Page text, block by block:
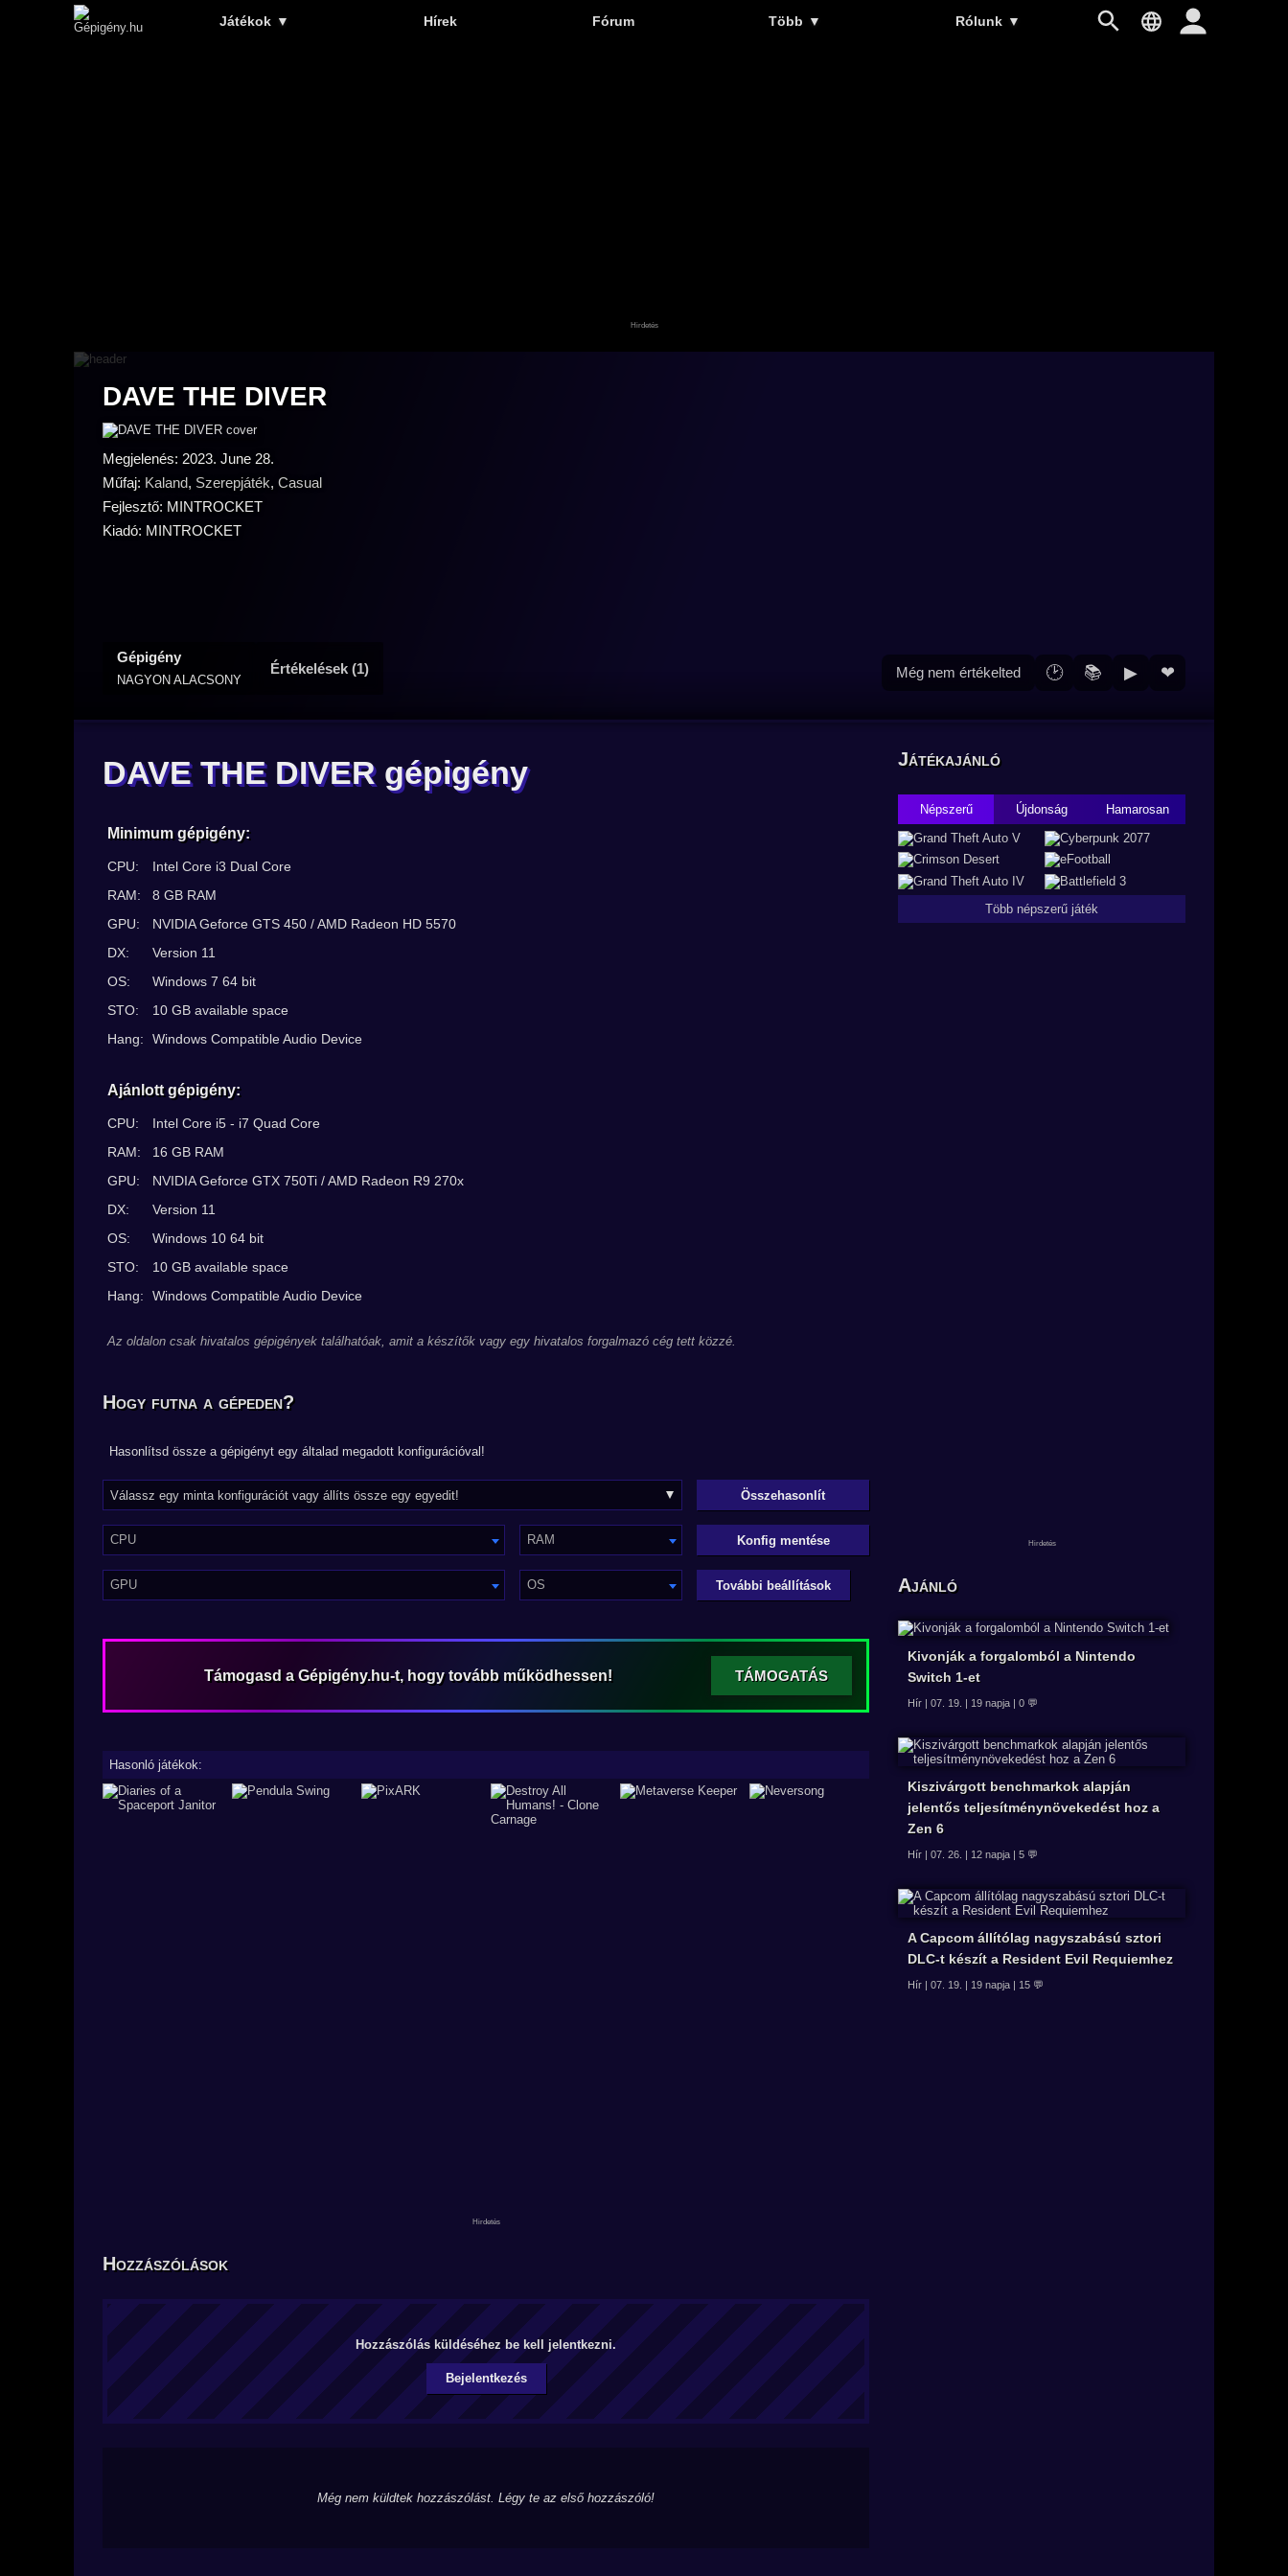
Játékok ▼ Hírek Fórum Több ▼ Rólunk ▼
DAVE THE DIVER
Megjelenés: 2023. June 28.
Műfaj: Kaland, Szerepjáték, Casual
Fejlesztő: MINTROCKET
Kiadó: MINTROCKET
Gépigény
NAGYON ALACSONY
Értékelések (1) Még nem értékelted 🕑 📚 ▶ ❤
DAVE THE DIVER gépigény
Minimum gépigény:
CPU:
Intel Core i3 Dual Core
RAM:
8 GB RAM
GPU:
NVIDIA Geforce GTS 450 / AMD Radeon HD 5570
DX:
Version 11
OS:
Windows 7 64 bit
STO:
10 GB available space
Hang:
Windows Compatible Audio Device
Ajánlott gépigény:
CPU:
Intel Core i5 - i7 Quad Core
RAM:
16 GB RAM
GPU:
NVIDIA Geforce GTX 750Ti / AMD Radeon R9 270x
DX:
Version 11
OS:
Windows 10 64 bit
STO:
10 GB available space
Hang:
Windows Compatible Audio Device
Az oldalon csak hivatalos gépigények találhatóak, amit a készítők vagy egy hivatalos forgalmazó cég tett közzé.
Hogy futna a gépeden?
Hasonlítsd össze a gépigényt egy általad megadott konfigurációval!
CPU RAM
GPU OS
Konfig mentése
További beállítások
Támogasd a Gépigény.hu-t, hogy tovább működhessen! TÁMOGATÁS
Hasonló játékok:
Hozzászólások
Hozzászólás küldéséhez be kell jelentkezni.
Bejelentkezés
Még nem küldtek hozzászólást. Légy te az első hozzászóló!
Játékajánló
Népszerű Újdonság Hamarosan
Több népszerű játék
Ajánló
Kivonják a forgalomból a Nintendo
Switch 1-et
Hír | 07. 19. | 19 napja | 0 💬
Kiszivárgott benchmarkok alapján
jelentős teljesítménynövekedést hoz a
Zen 6
Hír | 07. 26. | 12 napja | 5 💬
A Capcom állítólag nagyszabású sztori
DLC-t készít a Resident Evil Requiemhez
Hír | 07. 19. | 19 napja | 15 💬